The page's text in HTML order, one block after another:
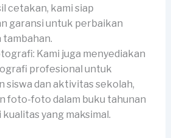
cetakan, kami siap
garansi untuk perbaikan
tambahan.
Kami juga menyediakan
profesional untuk
siswa dan aktivitas sekolah,
foto-foto dalam buku tahunan
kualitas yang maksimal.